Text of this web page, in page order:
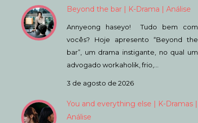
Beyond the bar | K-Drama | Análise
Annyeong haseyo! Tudo bem com
vocês? Hoje apresento “Beyond the
bar”, um drama instigante, no qual um
advogado workaholik, frio,…
3 de agosto de 2026
You and everything else | K-Dramas |
Análise